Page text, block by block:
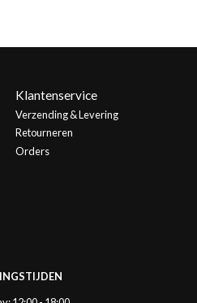
Klantenservice
Verzending & Levering
Retourneren
Orders